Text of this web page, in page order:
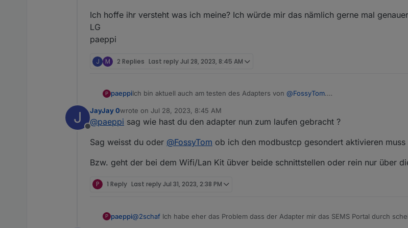
Ich hoffe ihr versteht was ich meine? Ich würde mir das nämlich gerne mal
LG
paeppi
J M 2 Replies Last replyJul 28, 2023, 8:45 AM
P paeppiIch bin aktuell auch am testen des Adapters von @FossyTom.
MPPT2 sind. Zumindest deute ich dies ab und zu so aus den Werten die dort
wirklich plausibel sind.
PV5 und PV6 haben?
Grundsätzlich verstehe ich was der Adapter macht und wie er funktioniert. Jedoch
Adapters und frage mich gerade wie man auf die rcvbuf Adresse kommt?
this.#runningData.Pv1.Voltage = this.#GetUintFromByteArray(rcvbuf, 11, 2) / 10;
LG
J
Offline
JayJay 0wrote on Jul 28, 2023, 8:45 AM
last edited by
@paeppi sag wie hast du den adapter nun zum laufen gebracht ?
Sag weisst du oder @FossyTom ob ich den modbustcp gesondert aktivieren muss
Bzw. geht der bei dem Wifi/Lan Kit übver beide schnittstellen oder rein nur über
P 1 Reply Last replyJul 31, 2023, 2:38 PM
P paeppi@2schaf Ich habe eher das Problem dass der Adapter mir das SEMS Portal durch